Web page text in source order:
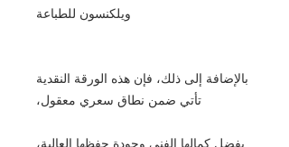
ويلكنسون للطباعة
بالإضافة إلى ذلك، فإن هذه الورقة النقدية
تأتي ضمن نطاق سعري معقول،
بفضل كمالها الفني وجودة حفظها العالية،